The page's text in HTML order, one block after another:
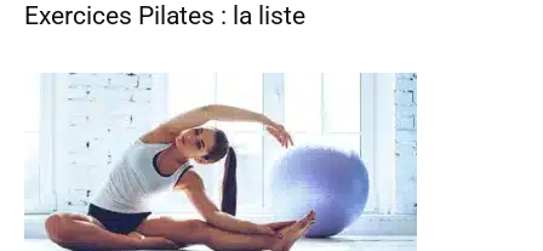
Exercices Pilates : la liste